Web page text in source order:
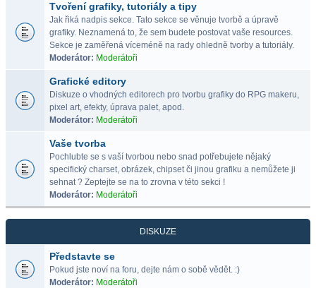
Tvoření grafiky, tutoriály a tipy
Jak řiká nadpis sekce. Tato sekce se věnuje tvorbě a úpravě
grafiky. Neznamená to, že sem budete postovat vaše resources.
Sekce je zaměřená víceméně na rady ohledně tvorby a tutoriály.
Moderátor: Moderátoři
Grafické editory
Diskuze o vhodných editorech pro tvorbu grafiky do RPG makeru,
pixel art, efekty, úprava palet, apod.
Moderátor: Moderátoři
Vaše tvorba
Pochlubte se s vaší tvorbou nebo snad potřebujete nějaký
specifický charset, obrázek, chipset či jinou grafiku a nemůžete ji
sehnat ? Zeptejte se na to zrovna v této sekci !
Moderátor: Moderátoři
DISKUZE
Představte se
Pokud jste noví na foru, dejte nám o sobě vědět. :)
Moderátor: Moderátoři